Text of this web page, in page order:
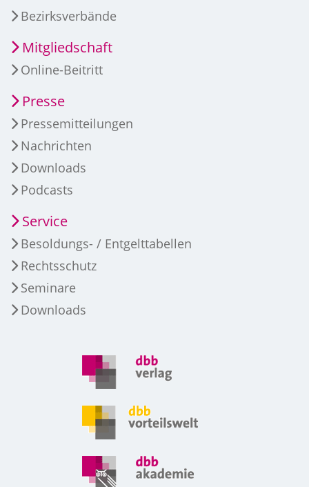
Bezirksverbände
Mitgliedschaft
Online-Beitritt
Presse
Pressemitteilungen
Nachrichten
Downloads
Podcasts
Service
Besoldungs- / Entgelttabellen
Rechtsschutz
Seminare
Downloads